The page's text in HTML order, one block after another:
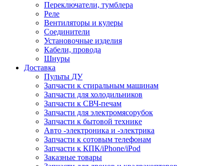
Переключатели, тумблера
Реле
Вентиляторы и кулеры
Соединители
Установочные изделия
Кабели, провода
Шнуры
Доставка
Пульты ДУ
Запчасти к стиральным машинам
Запчасти для холодильников
Запчасти к СВЧ-печам
Запчасти для электромясорубок
Запчасти к бытовой технике
Авто -электроника и -электрика
Запчасти к сотовым телефонам
Запчасти к КПК/iPhone/iPod
Заказные товары